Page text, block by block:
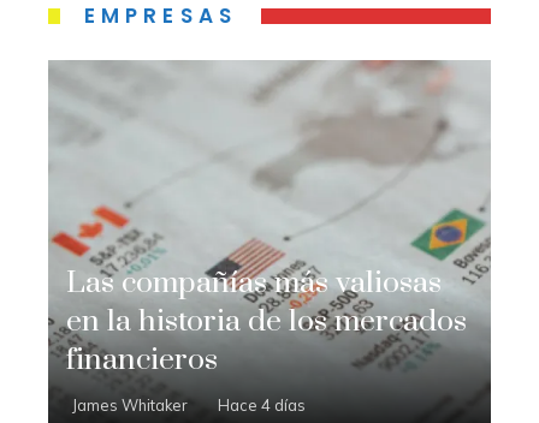
EMPRESAS
Las compañías más valiosas
en la historia de los mercados
financieros
James Whitaker Hace 4 días